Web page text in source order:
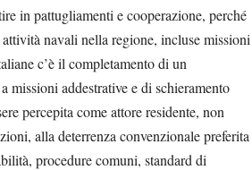
in pattugliamenti e cooperazione, perché
navali nella regione, incluse missioni
c’è il completamento di un
missioni addestrative e di schieramento
percepita come attore residente, non
alla deterrenza convenzionale preferita
procedure comuni, standard di